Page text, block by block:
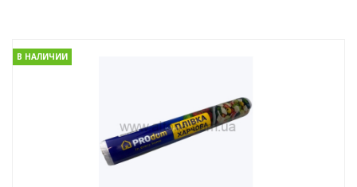
В НАЛИЧИИ